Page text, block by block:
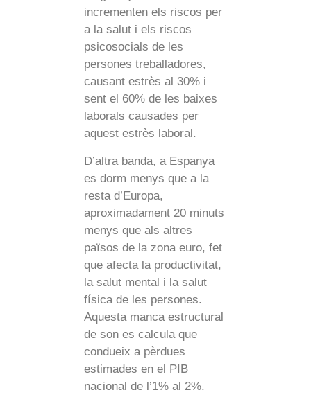
incrementen els riscos per
a la salut i els riscos
psicosocials de les
persones treballadores,
causant estrès al 30% i
sent el 60% de les baixes
laborals causades per
aquest estrès laboral.
D’altra banda, a Espanya
es dorm menys que a la
resta d’Europa,
aproximadament 20 minuts
menys que als altres
països de la zona euro, fet
que afecta la productivitat,
la salut mental i la salut
física de les persones.
Aquesta manca estructural
de son es calcula que
condueix a pèrdues
estimades en el PIB
nacional de l’1% al 2%.